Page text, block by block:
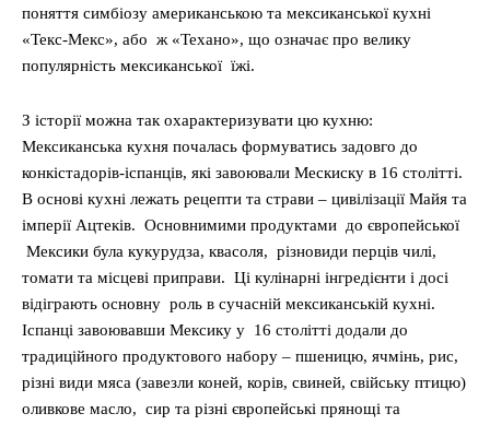
поняття симбіозу американською та мексиканської кухні
«Текс-Мекс», або ж «Техано», що означає про велику
популярність мексиканської їжі.
З історії можна так охарактеризувати цю кухню:
Мексиканська кухня почалась формуватись задовго до
конкістадорів-іспанців, які завоювали Мескиску в 16 столітті.
В основі кухні лежать рецепти та страви – цивілізації Майя та
імперії Ацтеків. Основнимими продуктами до європейської
Мексики була кукурудза, квасоля, різновиди перців чилі,
томати та місцеві приправи. Ці кулінарні інгредієнти і досі
відіграють основну роль в сучасній мексиканській кухні.
Іспанці завоювавши Мексику у 16 столітті додали до
традиційного продуктового набору – пшеницю, ячмінь, рис,
різні види мяса (завезли коней, корів, свиней, свійську птицю)
оливкове масло, сир та різні європейські прянощі та